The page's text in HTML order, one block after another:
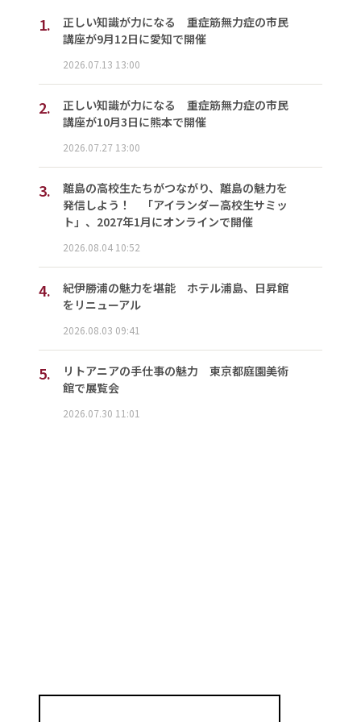
1.
正しい知識が力になる 重症筋無力症の市民
講座が9月12日に愛知で開催
2026.07.13 13:00
2.
正しい知識が力になる 重症筋無力症の市民
講座が10月3日に熊本で開催
2026.07.27 13:00
3.
離島の高校生たちがつながり、離島の魅力を
発信しよう！ 「アイランダー高校生サミッ
ト」、2027年1月にオンラインで開催
2026.08.04 10:52
4.
紀伊勝浦の魅力を堪能 ホテル浦島、日昇館
をリニューアル
2026.08.03 09:41
5.
リトアニアの手仕事の魅力 東京都庭園美術
館で展覧会
2026.07.30 11:01